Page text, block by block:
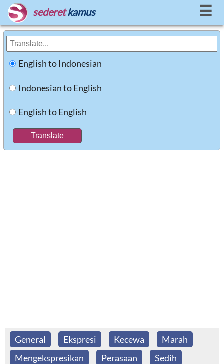
sederet kamus ☰
English to Indonesian
Indonesian to English
English to English
General Ekspresi Kecewa
Marah
Mengekspresikan
Perasaan
Sedih